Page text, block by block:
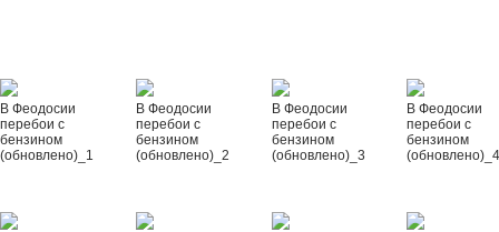
В Феодосии
перебои с
бензином
(обновлено)_1
В Феодосии
перебои с
бензином
(обновлено)_2
В Феодосии
перебои с
бензином
(обновлено)_3
В Феодосии
перебои с
бензином